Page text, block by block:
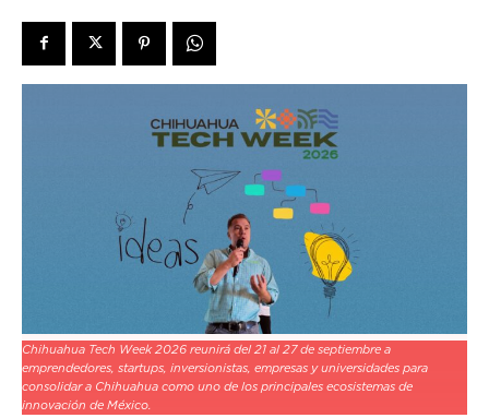
Chihuahua Tech Week 2026 reunirá del 21 al 27 de septiembre a
emprendedores, startups, inversionistas, empresas y universidades para
consolidar a Chihuahua como uno de los principales ecosistemas de
innovación de México.